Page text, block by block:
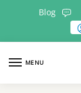
Blog
MENU